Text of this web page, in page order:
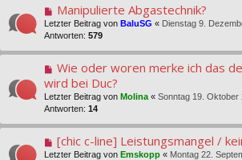
Manipulierte Abgastechnik?
Letzter Beitrag von BaluSG « Dienstag 9.
Antworten: 579
Wie oder woren merke ich das
wird bei Duc?
Letzter Beitrag von Molina « Sonntag 19. Oktober
Antworten: 14
[chic c-line] Leistungsmangel /
Letzter Beitrag von Emskopp « Montag 22.